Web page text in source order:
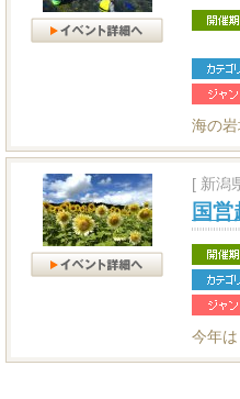
海の
[ 新潟
国
今年